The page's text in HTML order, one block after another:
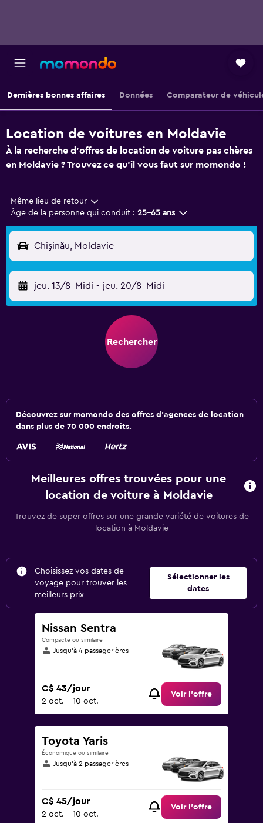
Dernières bonnes affaires Données Comparateur de
Location de voitures en Moldavie
À la recherche d'offres de location de voiture pas chères
en Moldavie ? Trouvez ce qu'il vous faut sur momondo !
Même lieu de retour
Âge de la personne qui conduit : 25-65 ans
Chişinău, Moldavie
jeu. 13/8 Midi - jeu. 20/8 Midi
Rechercher
Découvrez sur momondo des offres d'agences de location
dans plus de 70 000 endroits.
Meilleures offres trouvées pour une
location de voiture à Moldavie
Trouvez de super offres sur une grande variété de voitures de
location à Moldavie
Choisissez vos dates de
voyage pour trouver les
meilleurs prix
Sélectionner les
dates
Nissan Sentra
Compacte ou similaire
Jusqu’à 4 passager·ères
C$ 43/jour
2 oct. - 10 oct.
Voir l’offre
Toyota Yaris
Économique ou similaire
Jusqu’à 2 passager·ères
C$ 45/jour
2 oct. - 10 oct.
Voir l’offre